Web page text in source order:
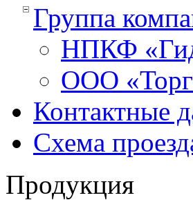
Группа
НПКФ
ООО
Контактные
Схема
Продукция